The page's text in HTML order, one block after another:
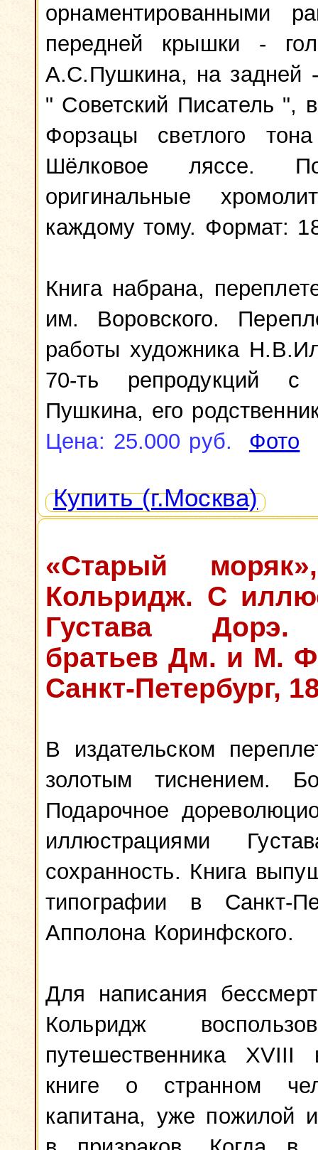
орнаментированными
передней крышки -
А.С.Пушкина, на задней
" Советский Писатель ",
Форзацы светлого
Шёлковое ляссе.
оригинальные
каждому тому. Формат:
Книга набрана,
им. Воровского.
работы художника
70-ть репродукций с
Пушкина, его
Цена: 25.000 руб. Фото
Купить (г.Москва)
«Старый
Кольридж. С
Густава Дорэ.
братьев Дм. и М.
Санкт-Петербург,
В издательском
золотым тиснением.
Подарочное
иллюстрациями
сохранность. Книга
типографии в Санкт-
Апполона Коринфского.
Для написания
Кольридж
путешественника
книге о странном
капитана, уже пожилой